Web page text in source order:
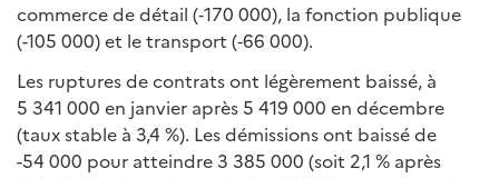
commerce de détail (‑170 000), la fonction publique
(-105 000) et le transport (‑66 000).
Les ruptures de contrats ont légèrement baissé, à
5 341 000 en janvier après 5 419 000 en décembre
(taux stable à 3,4 %). Les démissions ont baissé de
-54 000 pour atteindre 3 385 000 (soit 2,1 % après